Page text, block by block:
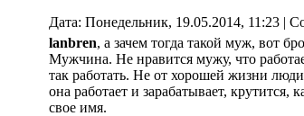
Дата: Понедельник, 19.05.2014, 11:23 |
lanbren, а зачем тогда такой муж, вот
Мужчина. Не нравится мужу, что
так работать. Не от хорошей жизни
она работает и зарабатывает,
свое имя.